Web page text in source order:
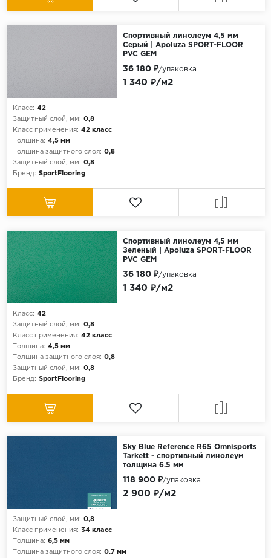
Спортивный линолеум 4,5 мм
Серый | Apoluza SPORT-FLOOR
PVC GEM
Класс: 42
Защитный слой, мм: 0,8
Класс применения: 42 класс
Толщина: 4,5 мм
Толщина защитного слоя: 0,8
Защитный слой, мм: 0,8
Бренд: SportFlooring
1 340 ₽/м2
36 180 ₽/упаковка
Спортивный линолеум 4,5 мм
Зеленый | Apoluza SPORT-FLOOR
PVC GEM
Класс: 42
Защитный слой, мм: 0,8
Класс применения: 42 класс
Толщина: 4,5 мм
Толщина защитного слоя: 0,8
Защитный слой, мм: 0,8
Бренд: SportFlooring
1 340 ₽/м2
36 180 ₽/упаковка
Sky Blue Reference R65 Omnisports
Tarkett - спортивный линолеум
толщина 6.5 мм
Защитный слой, мм: 0,8
Класс применения: 34 класс
Толщина: 6,5 мм
Толщина защитного слоя: 0.7 мм
2 900 ₽/м2
118 900 ₽/упаковка